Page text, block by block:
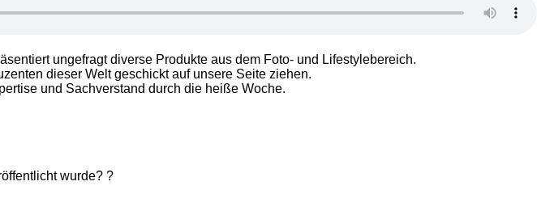
ungefragt diverse Produkte aus dem Foto- und Lifestylebereich.
dieser Welt geschickt auf unsere Seite ziehen.
und Sachverstand durch die heiße Woche.
wurde? ?